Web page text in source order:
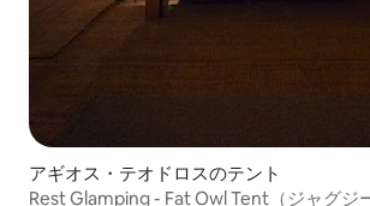
アギオス・テオドロスのテント
Rest Glamping - Fat Owl Tent（ジャグジ